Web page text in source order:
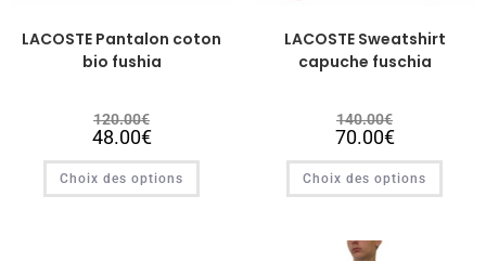
LACOSTE Pantalon coton
bio fushia
120.00€
48.00€
Choix des options
LACOSTE Sweatshirt
capuche fuschia
140.00€
70.00€
Choix des options